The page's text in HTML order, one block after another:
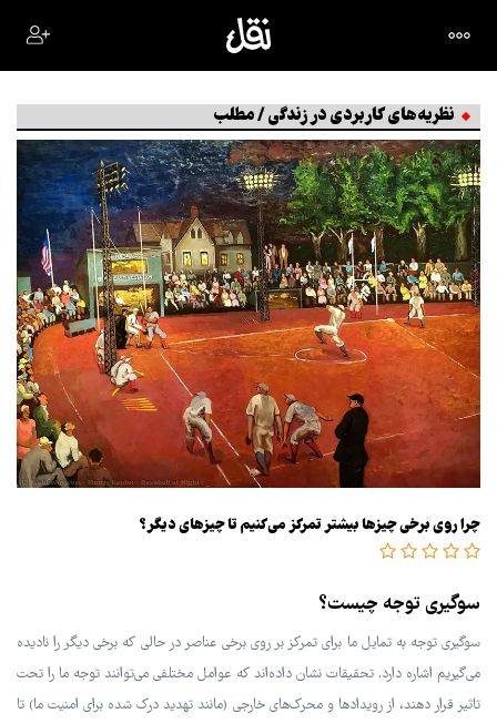
نظریه‌های کاربردی در زندگی / مطلب
چرا روی برخی چیزها بیشتر تمرکز می‌کنیم تا چیزهای دیگر؟
سوگیری توجه چیست؟
سوگیری توجه به تمایل ما برای تمرکز بر روی برخی عناصر در حالی که برخی دیگر را نادیده
می‌گیریم اشاره دارد. تحقیقات نشان داده‌اند که عوامل مختلفی می‌توانند توجه ما را تحت
تاثیر قرار دهند، از رویدادها و محرک‌های خارجی (مانند تهدید درک شده برای امنیت ما) تا